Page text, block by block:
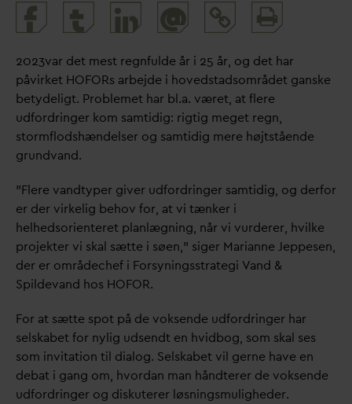
@
and
2023var det mest regnfulde år i 25 år, og det har
påvirket HOFORs arbejde i hovedstadsområdet ganske
betydeligt. Problemet har bl.a. været, at flere
udfordringer kom samtidig: rigtig meget regn,
stormflodshændelser og samtidig mere højtstående
grundvand.
”Flere vandtyper giver udfordringer samtidig, og derfor
er der virkelig behov for, at vi tænker i
helhedsorienteret planlægning, når vi vurderer, hvilke
projekter vi skal sætte i søen,” siger Marianne Jeppesen,
der er områdechef i Forsyningsstrategi Vand &
Spildevand hos HOFOR.
For at sætte spot på de voksende udfordringer har
selskabet for nylig udsendt en hvidbog, som skal ses
som invitation til dialog. Selskabet vil gerne have en
debat i gang om, hvordan man håndterer de voksende
udfordringer og diskuterer løsningsmuligheder.